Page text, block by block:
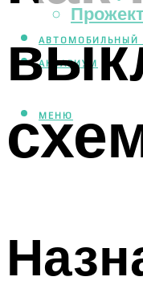
АВТОМОБИЛЬНЫЙ
АКВАРИУМ
МЕНЮ